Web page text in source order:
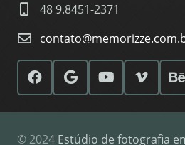
48 9.8451-2371
© 2024 Estúdio de fotografia